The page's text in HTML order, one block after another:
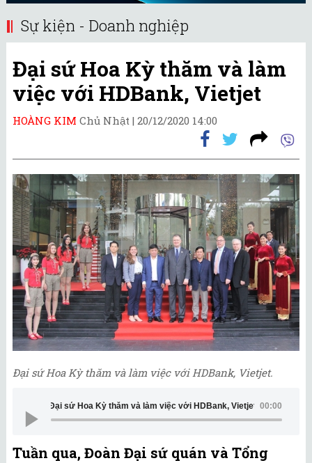
Sự kiện - Doanh nghiệp
Đại sứ Hoa Kỳ thăm và làm
việc với HDBank, Vietjet
HOÀNG KIM Chủ Nhật | 20/12/2020 14:00
Đại sứ Hoa Kỳ thăm và làm việc với HDBank, Vietjet.
00:00
Đại sứ Hoa Kỳ thăm và làm việc với HDBank, Vietjet
Tuần qua, Đoàn Đại sứ quán và Tổng